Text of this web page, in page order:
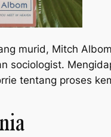
murid, Mitch
sociologist.
tentang proses